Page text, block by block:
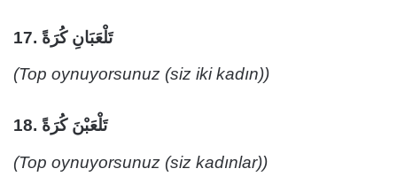
17. تَلْعَبَانِ كُرَةً
(Top oynuyorsunuz (siz iki kadın))
18. تَلْعَبْنَ كُرَةً
(Top oynuyorsunuz (siz kadınlar))